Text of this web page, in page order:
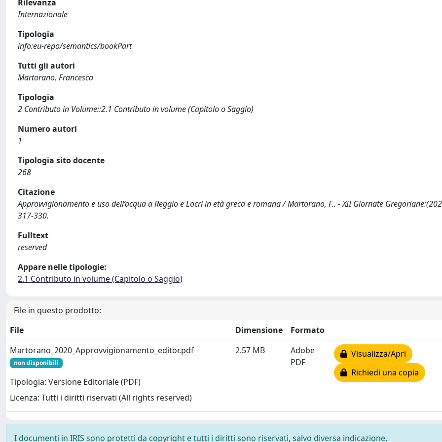
Rilevanza
Internazionale
Tipologia
info:eu-repo/semantics/bookPart
Tutti gli autori
Martorano, Francesca
Tipologia
2 Contributo in Volume::2.1 Contributo in volume (Capitolo o Saggio)
Numero autori
1
Tipologia sito docente
268
Citazione
Approvvigionamento e uso dell’acqua a Reggio e Locri in età greca e romana / Martorano, F.. - XII Giornate
317-330.
Fulltext
reserved
Appare nelle tipologie:
2.1 Contributo in volume (Capitolo o Saggio)
File in questo prodotto:
File
Dimensione
Formato
Martorano_2020_Approvvigionamento_editor.pdf
non disponibili
Tipologia: Versione Editoriale (PDF)
Licenza: Tutti i diritti riservati (All rights reserved)
2.57 MB
Adobe
PDF
Visualizza/Apri
Richiedi una copia
I documenti in IRIS sono protetti da copyright e tutti i diritti sono riservati, salvo diversa indicazione.